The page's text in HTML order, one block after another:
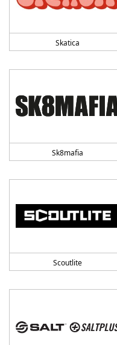
Skatica
Sk8mafia
Scoutlite